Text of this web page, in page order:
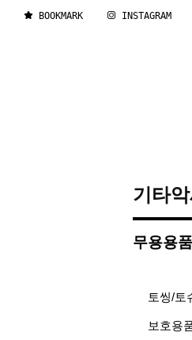
BOOKMARK INSTAGRAM
기타
무용용품
토씽/토
보호용